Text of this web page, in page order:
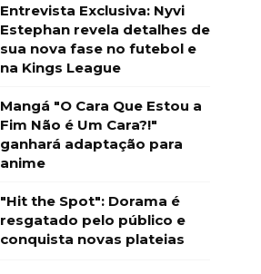
Entrevista Exclusiva: Nyvi
Estephan revela detalhes de
sua nova fase no futebol e
na Kings League
Mangá "O Cara Que Estou a
Fim Não é Um Cara?!"
ganhará adaptação para
anime
"Hit the Spot": Dorama é
resgatado pelo público e
conquista novas plateias